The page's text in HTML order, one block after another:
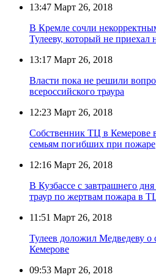
13:47 Март 26, 2018
В Кремле сочли
Тулееву, который не приехал
13:17 Март 26, 2018
Власти пока не решили
всероссийского траура
12:23 Март 26, 2018
Собственник ТЦ в Кемерове
семьям погибших при пожаре
12:16 Март 26, 2018
В Кузбассе с завтрашнего
траур по жертвам пожара в
11:51 Март 26, 2018
Тулеев доложил Медведеву о
Кемерове
09:53 Март 26, 2018